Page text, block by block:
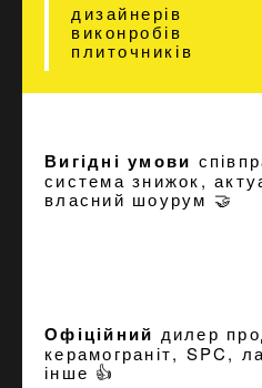
дизайнерів
виконробів
плиточників
Вигідні умови
система знижок,
власний шоурум 🤝
Офіційний дилер
керамограніт, SPC,
інше 👍